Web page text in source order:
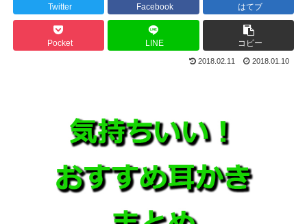
Twitter Facebook はてブ
Pocket LINE コピー
2018.02.11 2018.01.10